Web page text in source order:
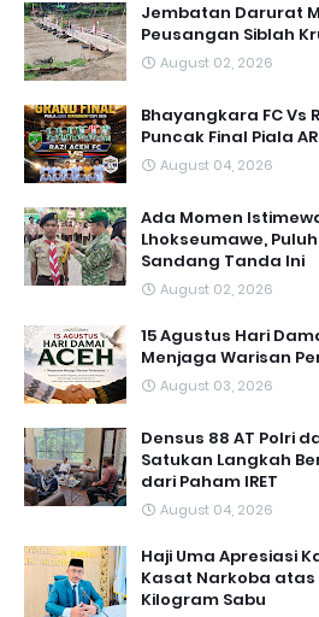
Jembatan Darurat
Peusangan Siblah
August 02, 2026
Bhayangkara FC Vs
Puncak Final Piala
August 04, 2026
Ada Momen
Lhokseumawe,
Sandang Tanda Ini
August 02, 2026
15 Agustus Hari
Menjaga Warisan
August 03, 2026
Densus 88 AT Polri
Satukan Langkah
dari Paham IRET
August 04, 2026
Haji Uma Apresiasi
Kasat Narkoba atas
Kilogram Sabu